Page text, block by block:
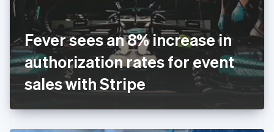
Fever sees an 8% increase in
authorization rates for event
sales with Stripe
Emirati Arabi Uniti
English
Estonia
English
Finlandia
English Svenska
Francia
Germania